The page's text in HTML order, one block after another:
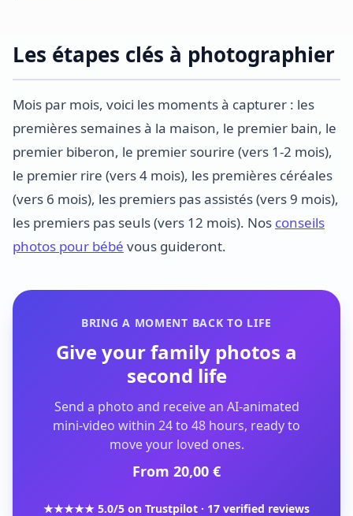
Les étapes clés à photographier
Mois par mois, voici les moments à capturer : les
premières semaines à la maison, le premier bain, le
premier biberon, le premier sourire (vers 1-2 mois),
le premier rire (vers 4 mois), les premières céréales
(vers 6 mois), les premiers pas assistés (vers 9 mois),
les premiers pas seuls (vers 12 mois). Nos conseils
photos pour bébé vous guideront.
BRING A MOMENT BACK TO LIFE
Give your family photos a
second life
Send a photo and receive an AI-animated
mini-video within 24 to 48 hours, ready to
move your loved ones.
From 20,00 €
★★★★★ 5.0/5 on Trustpilot · 17 verified reviews